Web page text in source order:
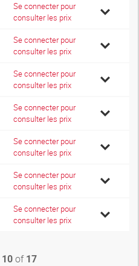
Se connecter pour
consulter les prix
Se connecter pour
consulter les prix
Se connecter pour
consulter les prix
Se connecter pour
consulter les prix
Se connecter pour
consulter les prix
Se connecter pour
consulter les prix
Se connecter pour
consulter les prix
10of 17